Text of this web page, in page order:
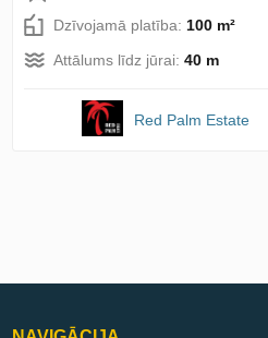
Dzīvojamā platība: 100 m²
Attālums līdz jūrai: 40 m
Red Palm Estate